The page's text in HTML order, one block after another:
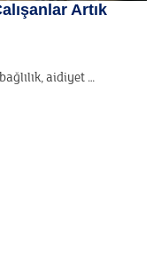
Artık
aidiyet …